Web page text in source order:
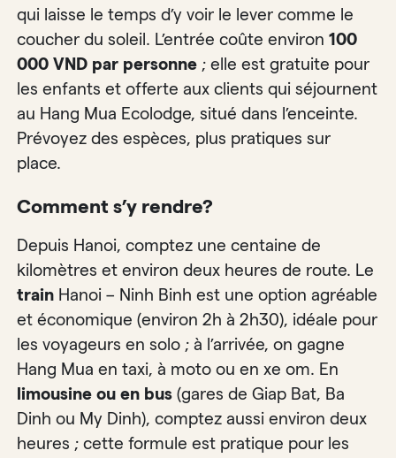
qui laisse le temps d’y voir le lever comme le
coucher du soleil. L’entrée coûte environ100
000 VND par personne ; elle est gratuite pour
les enfants et offerte aux clients qui séjournent
au Hang Mua Ecolodge, situé dans l’enceinte.
Prévoyez des espèces, plus pratiques sur
place.
Comment s’y rendre?
Depuis Hanoi, comptez une centaine de
kilomètres et environ deux heures de route. Le
train Hanoi – Ninh Binh est une option agréable
et économique (environ 2h à 2h30), idéale pour
les voyageurs en solo ; à l’arrivée, on gagne
Hang Mua en taxi, à moto ou en xe om. En
limousine ou en bus (gares de Giap Bat, Ba
Dinh ou My Dinh), comptez aussi environ deux
heures ; cette formule est pratique pour les